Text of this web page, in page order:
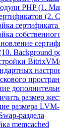
PHP (1.
(2.
Background
размер
размера
раздела
memcached